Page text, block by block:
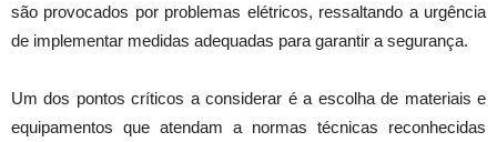
são provocados por problemas elétricos, ressaltando a urgência
de implementar medidas adequadas para garantir a segurança.
Um dos pontos críticos a considerar é a escolha de materiais e
equipamentos que atendam a normas técnicas reconhecidas